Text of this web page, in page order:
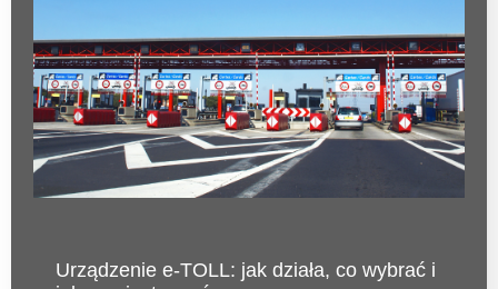
Urządzenie e-TOLL: jak działa, co wybrać i